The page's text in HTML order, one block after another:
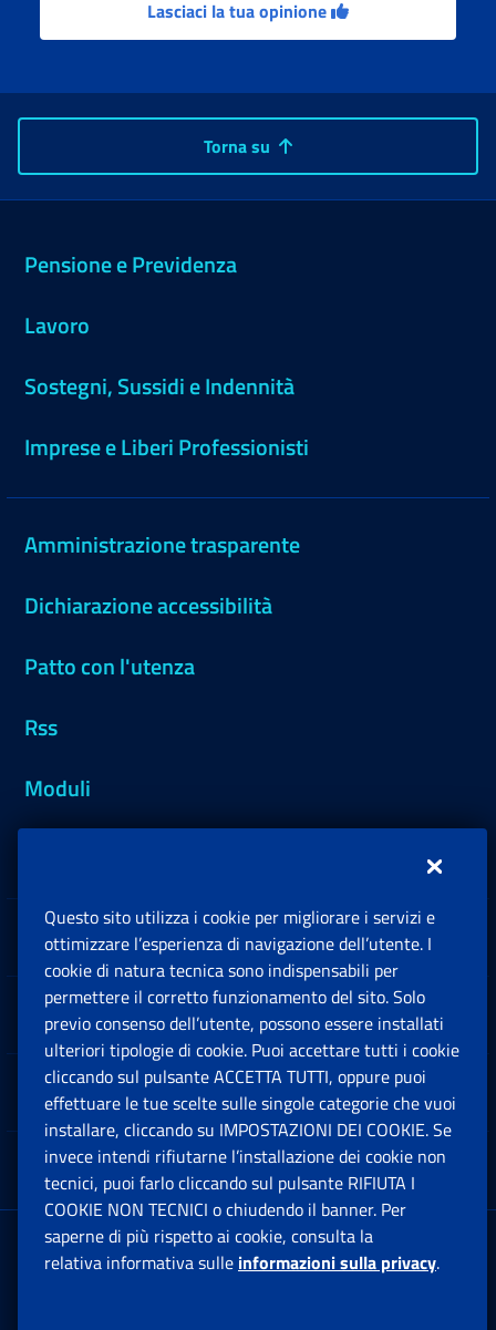
Lasciaci la tua opinione
Torna su
Pensione e Previdenza
Lavoro
Sostegni, Sussidi e Indennità
Imprese e Liberi Professionisti
Amministrazione trasparente
Dichiarazione accessibilità
Patto con l'utenza
Rss
Moduli
Sedi e Contatti
Software
Note Legali
App mobile
Sede Legale : Via Ciro il Grande, 21
00144 Roma
Questo sito utilizza i cookie per migliorare i servizi e
ottimizzare l’esperienza di navigazione dell’utente. I
cookie di natura tecnica sono indispensabili per
permettere il corretto funzionamento del sito. Solo
previo consenso dell’utente, possono essere installati
ulteriori tipologie di cookie. Puoi accettare tutti i cookie
cliccando sul pulsante ACCETTA TUTTI, oppure puoi
effettuare le tue scelte sulle singole categorie che vuoi
installare, cliccando su IMPOSTAZIONI DEI COOKIE. Se
invece intendi rifiutarne l’installazione dei cookie non
tecnici, puoi farlo cliccando sul pulsante RIFIUTA I
COOKIE NON TECNICI o chiudendo il banner. Per
saperne di più rispetto ai cookie, consulta la
relativa informativa sulle informazioni sulla privacy.